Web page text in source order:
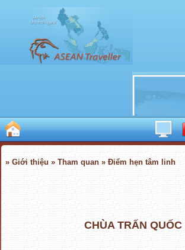
» Giới thiệu » Tham quan » Điểm hẹn tâm linh
CHÙA TRẤN QUỐC